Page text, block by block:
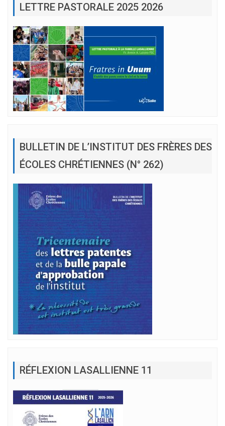
LETTRE PASTORALE 2025 2026
BULLETIN DE L’INSTITUT DES FRÈRES DES
ÉCOLES CHRÉTIENNES (N° 262)
RÉFLEXION LASALLIENNE 11